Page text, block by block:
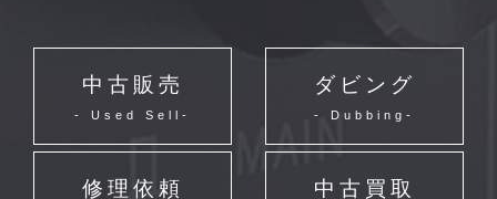
中古販売
- Used Sell-
ダビング
- Dubbing-
修理依頼 中古買取